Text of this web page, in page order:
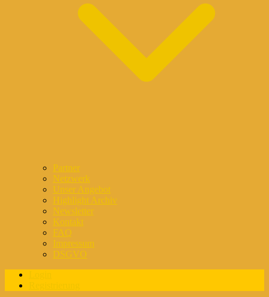
Partner
Netzwerk
Unser Angebot
Highlight Archiv
Newsletter
Kontakt
FAQ
Impressum
DSGVO